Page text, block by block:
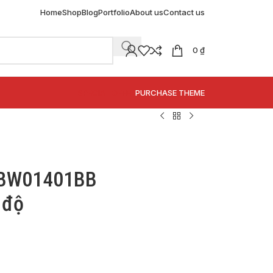
HomeShopBlogPortfolioAbout usContact us
0 ₫
PURCHASE THEME